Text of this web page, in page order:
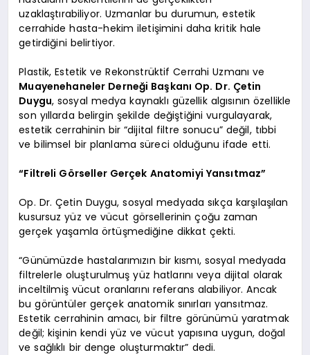
uzaklaştırabiliyor. Uzmanlar bu durumun, estetik
cerrahide hasta-hekim iletişimini daha kritik hale
getirdiğini belirtiyor.
Plastik, Estetik ve Rekonstrüktif Cerrahi Uzmanı ve
Muayenehaneler Derneği Başkanı Op. Dr. Çetin
Duygu, sosyal medya kaynaklı güzellik algısının özellikle
son yıllarda belirgin şekilde değiştiğini vurgulayarak,
estetik cerrahinin bir “dijital filtre sonucu” değil, tıbbi
ve bilimsel bir planlama süreci olduğunu ifade etti.
“Filtreli Görseller Gerçek Anatomiyi Yansıtmaz”
Op. Dr. Çetin Duygu, sosyal medyada sıkça karşılaşılan
kusursuz yüz ve vücut görsellerinin çoğu zaman
gerçek yaşamla örtüşmediğine dikkat çekti.
“Günümüzde hastalarımızın bir kısmı, sosyal medyada
filtrelerle oluşturulmuş yüz hatlarını veya dijital olarak
inceltilmiş vücut oranlarını referans alabiliyor. Ancak
bu görüntüler gerçek anatomik sınırları yansıtmaz.
Estetik cerrahinin amacı, bir filtre görünümü yaratmak
değil; kişinin kendi yüz ve vücut yapısına uygun, doğal
ve sağlıklı bir denge oluşturmaktır” dedi.